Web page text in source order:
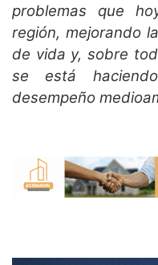
problemas que
región, mejorando
de vida y, sobre
se está
desempeño